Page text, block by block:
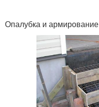
Опалубка и армирование